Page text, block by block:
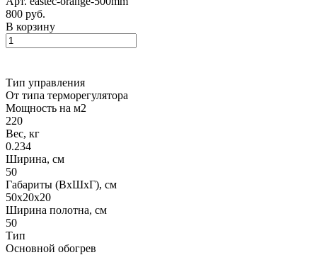
800 руб.
В корзину
Тип управления
От типа терморегулятора
Мощность на м2
220
Вес, кг
0.234
Ширина, см
50
Габариты (ВхШхГ), см
50x20x20
Ширина полотна, см
50
Тип
Основной обогрев